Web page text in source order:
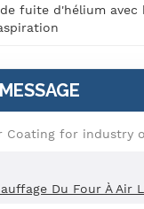
fuite d'hélium avec
Coating for industry
Du Four À Air